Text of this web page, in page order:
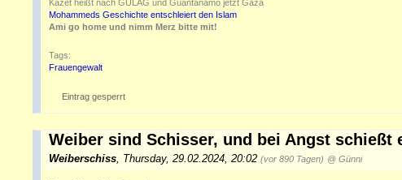
Kazet heißt nach GULAG und Guantánamo jetzt Gaza
Mohammeds Geschichte entschleiert den Islam
Ami go home und nimm Merz bitte mit!
Tags:
Frauengewalt
Eintrag gesperrt
Weiber sind Schisser, und bei Angst schießt
Weiberschiss, Thursday, 29.02.2024, 20:02 (vor 890 Tagen) @ Günni